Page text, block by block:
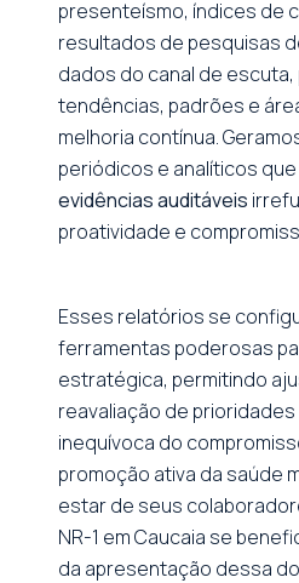
presenteísmo, índices de
resultados de pesquisas
dados do canal de
tendências, padrões e
melhoria contínua.
periódicos e analíticos
evidências auditáveis
proatividade e
Esses relatórios se
ferramentas poderosas
estratégica, permitindo
reavaliação de
inequívoca do
promoção ativa da saúde
estar de seus
NR-1 em Caucaia se
da apresentação dessa